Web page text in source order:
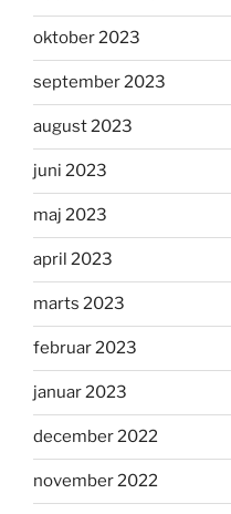
oktober 2023
september 2023
august 2023
juni 2023
maj 2023
april 2023
marts 2023
februar 2023
januar 2023
december 2022
november 2022